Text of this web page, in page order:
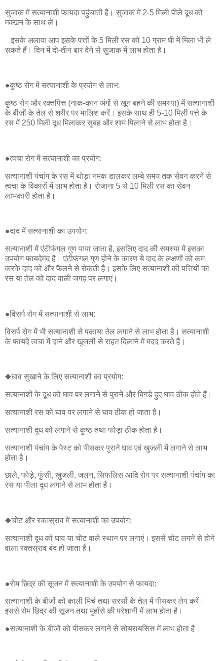
सुजाक में सत्यानाशी फायदा पहुंचाती है। सुजाक में 2-5 मिली पीले दूध को
मक्खन के साथ लें।
इसके अलावा आप इसके पत्तों के 5 मिली रस को 10 ग्राम घी में मिला भी ले
सकते हैं। दिन में दो-तीन बार देने से सुजाक में लाभ होता है।
●कुष्ठ रोग में सत्यानाशी के प्रयोग से लाभ:
कुष्ठ रोग और रक्तपित्त (नाक-कान अंगों से खून बहने की समस्या) में सत्यानाशी
के बीजों के तेल से शरीर पर मालिश करें। इसके साथ ही 5-10 मिली पत्ते के
रस में 250 मिली दूध मिलाकर सुबह और शाम पिलाने से लाभ होता है।
●त्वचा रोग में सत्यानाशी का प्रयोग:
सत्यानाशी पंचांग के रस में थोड़ा नमक डालकर लम्बे समय तक सेवन करने से
त्वचा के विकारों में लाभ होता है। रोजाना 5 से 10 मिली रस का सेवन
लाभकारी होता है।
●दाद में सत्यानाशी का उपयोग:
सत्यानाशी में एंटीफंगल गुण पाया जाता है, इसलिए दाद की समस्या में इसका
उपयोग फायदेमंद है। एंटीफंगल गुण होने के कारण ये दाद के लक्षणों को कम
करके दाद को और फैलने से रोकती है। इसके लिए सत्यानाशी की पत्तियों का
रस या तेल को दाद वाली जगह पर लगाएं।
●विसर्प रोग में सत्यानाशी से लाभ:
विसर्प रोग में भी सत्यानाशी से पकाया तेल लगाने से लाभ होता है। सत्यानाशी
के फायदे त्वचा में दाने और खुजली से राहत दिलाने में मदद करते हैं।
◆घाव सुखाने के लिए सत्यानाशी का प्रयोग:
सत्यानाशी के दूध को घाव पर लगाने से पुराने और बिगड़े हुए घाव ठीक होते हैं।
सत्यानाशी रस को घाव पर लगाने से घाव ठीक हो जाता है।
सत्यानाशी दूध को लगाने से कुष्ठ तथा फोड़ा ठीक होता है।
सत्यानाशी पंचांग के पेस्ट को पीसकर पुराने घाव एवं खुजली में लगाने से लाभ
होता है।
छाले, फोड़े, फुंसी, खुजली, जलन, सिफलिस आदि रोग पर सत्यानाशी पंचांग का
रस या पीला दूध लगाने से लाभ होता है।
◆चोट और रक्तस्राव में सत्यानाशी का उपयोग:
सत्यानाशी दूध को घाव या चोट वाले स्थान पर लगाएं। इससे चोट लगने से होने
वाला रक्तस्राव बंद हो जाता है।
●रोम छिद्र की सूजन में सत्यानाशी के उपयोग से फायदा:
सत्यानाशी के बीजों को काली मिर्च तथा सरसों के तेल में पीसकर लेप करें।
इससे रोम छिद्र की सूजन तथा मुहाँसे की परेशानी में लाभ होता है।
●सत्यानाशी के बीजों को पीसकर लगाने से सोयरायसिस में लाभ होता है।